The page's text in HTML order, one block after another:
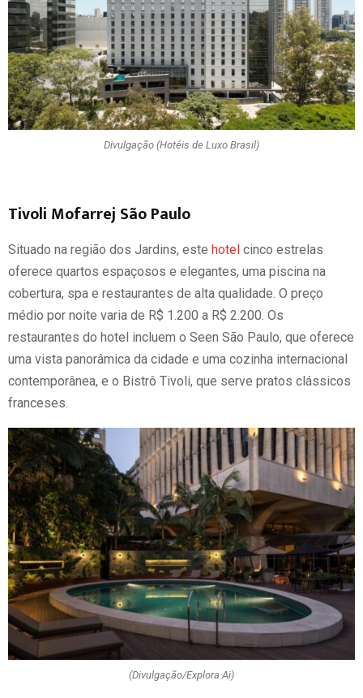
Divulgação (Hotéis de Luxo Brasil)
Tivoli Mofarrej São Paulo
Situado na região dos Jardins, este hotel cinco estrelas
oferece quartos espaçosos e elegantes, uma piscina na
cobertura, spa e restaurantes de alta qualidade. O preço
médio por noite varia de R$ 1.200 a R$ 2.200. Os
restaurantes do hotel incluem o Seen São Paulo, que oferece
uma vista panorâmica da cidade e uma cozinha internacional
contemporânea, e o Bistrô Tivoli, que serve pratos clássicos
franceses.
(Divulgação/Explora Ai)